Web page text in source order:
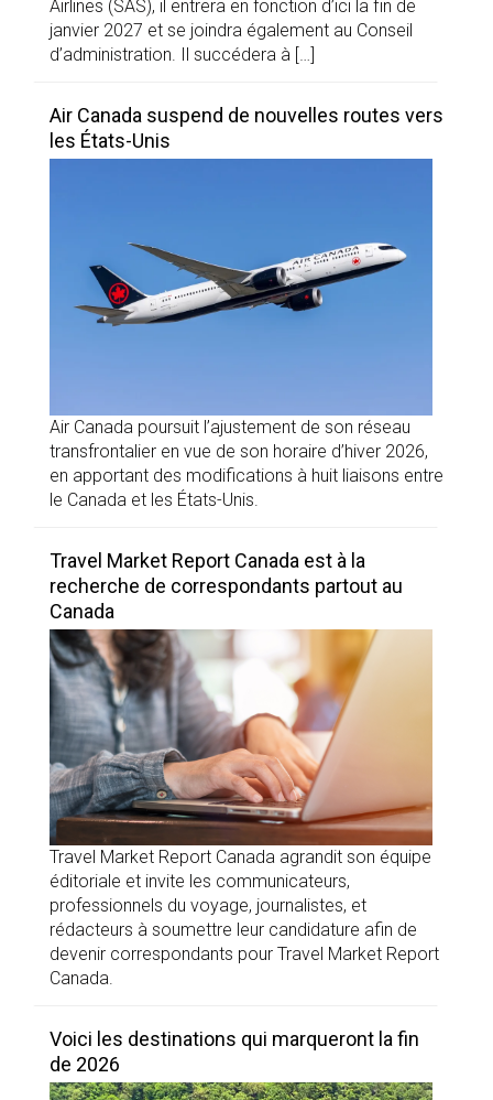
Airlines (SAS), il entrera en fonction d’ici la fin de
janvier 2027 et se joindra également au Conseil
d’administration. Il succédera à […]
Air Canada suspend de nouvelles routes vers
les États-Unis
Air Canada poursuit l’ajustement de son réseau
transfrontalier en vue de son horaire d’hiver 2026,
en apportant des modifications à huit liaisons entre
le Canada et les États-Unis.
Travel Market Report Canada est à la
recherche de correspondants partout au
Canada
Travel Market Report Canada agrandit son équipe
éditoriale et invite les communicateurs,
professionnels du voyage, journalistes, et
rédacteurs à soumettre leur candidature afin de
devenir correspondants pour Travel Market Report
Canada.
Voici les destinations qui marqueront la fin
de 2026